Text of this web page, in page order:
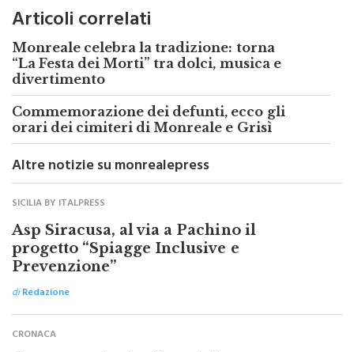
Articoli correlati
Monreale celebra la tradizione: torna
“La Festa dei Morti” tra dolci, musica e
divertimento
Commemorazione dei defunti, ecco gli
orari dei cimiteri di Monreale e Grisì
Altre notizie su monrealepress
SICILIA BY ITALPRESS
Asp Siracusa, al via a Pachino il
progetto “Spiagge Inclusive e
Prevenzione”
diRedazione
CRONACA